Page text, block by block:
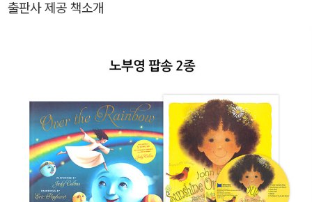
출판사 제공 책소개